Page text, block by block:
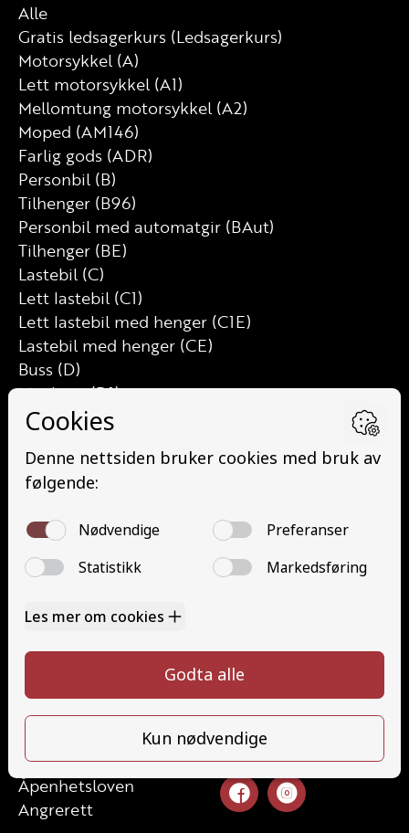
Alle
Gratis ledsagerkurs (Ledsagerkurs)
Motorsykkel (A)
Lett motorsykkel (A1)
Mellomtung motorsykkel (A2)
Moped (AM146)
Farlig gods (ADR)
Personbil (B)
Tilhenger (B96)
Personbil med automatgir (BAut)
Tilhenger (BE)
Lastebil (C)
Lett lastebil (C1)
Lett lastebil med henger (C1E)
Lastebil med henger (CE)
Buss (D)
Minibuss (D1)
Minibuss med henger (D1E)
Traktor (T)
Traktor (T141 og T148)
Trafikalt grunnkurs (TG)
Gods (YDG – YSK)
Person (YDP – YSK)
Kontakt
Priser
Elevside
Kontakt oss
Åpenhetsloven
Angrerett
52 70 87 90
post@haugaland-as.no
Følg oss